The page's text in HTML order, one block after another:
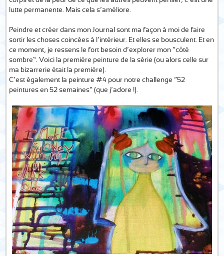
lutte permanente. Mais cela s’améliore.
Peindre et créer dans mon Journal sont ma façon à moi de faire
sortir les choses coincées à l’intérieur. Et elles se bousculent. Et en
ce moment, je ressens le fort besoin d’explorer mon “côté
sombre”. Voici la première peinture de la série (ou alors celle sur
ma bizarrerie était la première).
C’est également la peinture #4 pour notre challenge “52
peintures en 52 semaines” (que j’adore !).